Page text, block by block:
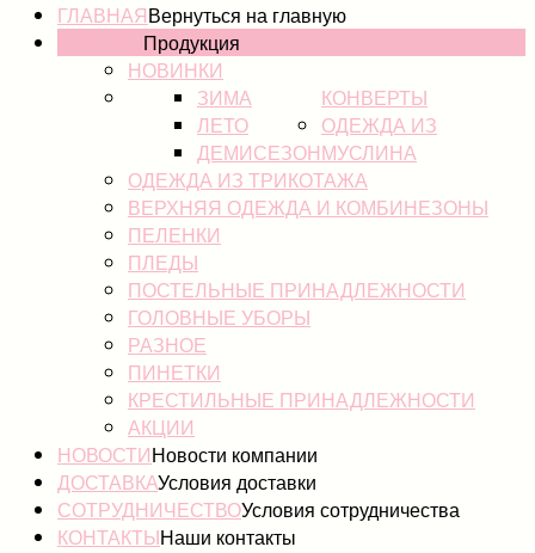
ГЛАВНАЯВернуться на главную
Продукция
НОВИНКИ
КОНВЕРТЫ
ЗИМА
ЛЕТО
ДЕМИСЕЗОН
ОДЕЖДА ИЗ
МУСЛИНА
ОДЕЖДА ИЗ ТРИКОТАЖА
ВЕРХНЯЯ ОДЕЖДА И КОМБИНЕЗОНЫ
ПЕЛЕНКИ
ПЛЕДЫ
ПОСТЕЛЬНЫЕ ПРИНАДЛЕЖНОСТИ
ГОЛОВНЫЕ УБОРЫ
РАЗНОЕ
ПИНЕТКИ
КРЕСТИЛЬНЫЕ ПРИНАДЛЕЖНОСТИ
АКЦИИ
НОВОСТИНовости компании
ДОСТАВКАУсловия доставки
СОТРУДНИЧЕСТВОУсловия сотрудничества
КОНТАКТЫНаши контакты